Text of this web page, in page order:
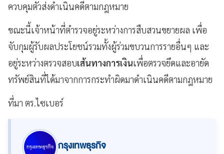
ควบคุมตัวส่งดำเนินคดีตามกฎหมาย
ขณะนี้เจ้าหน้าที่ตำรวจอยู่ระหว่างการสืบสวนขยายผล เพื่อ
จับกุมผู้รับผลประโยชน์รวมทั้งผู้ร่วมขบวนการรายอื่นๆ และ
อยู่ระหว่างตรวจสอบเส้นทางการเงินเพื่อตรวจยึดและอายัด
ทรัพย์สินที่ได้มาจากการกระทำผิดมาดำเนินคดีตามกฎหมาย
ที่มา ตร.ไซเบอร์
กรุงเทพธุรกิจ